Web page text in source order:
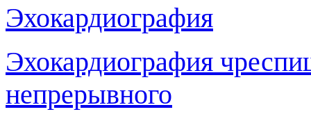
Эхокардиография
Эхокардиография
непрерывного